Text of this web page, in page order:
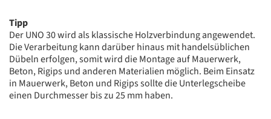
Tipp
Der UNO 30 wird als klassische Holzverbindung angewendet.
Die Verarbeitung kann darüber hinaus mit handelsüblichen
Dübeln erfolgen, somit wird die Montage auf Mauerwerk,
Beton, Rigips und anderen Materialien möglich. Beim Einsatz
in Mauerwerk, Beton und Rigips sollte die Unterlegscheibe
einen Durchmesser bis zu 25 mm haben.